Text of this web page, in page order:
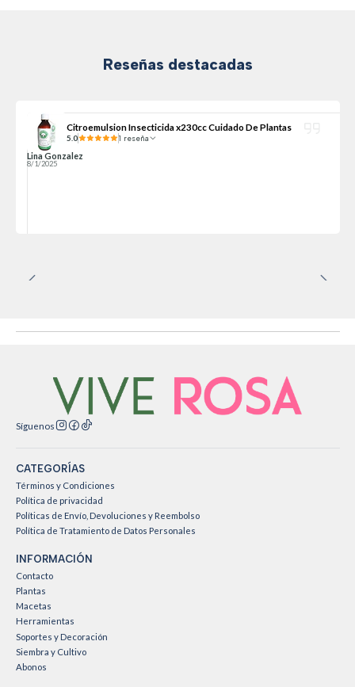
Reseñas destacadas
Citroemulsion Insecticida x230cc Cuidado De Plantas
5.0 1 reseña
Lina Gonzalez
8/1/2025
Síguenos
CATEGORÍAS
Términos y Condiciones
Política de privacidad
Políticas de Envío, Devoluciones y Reembolso
Política de Tratamiento de Datos Personales
INFORMACIÓN
Contacto
Plantas
Macetas
Herramientas
Soportes y Decoración
Siembra y Cultivo
Abonos